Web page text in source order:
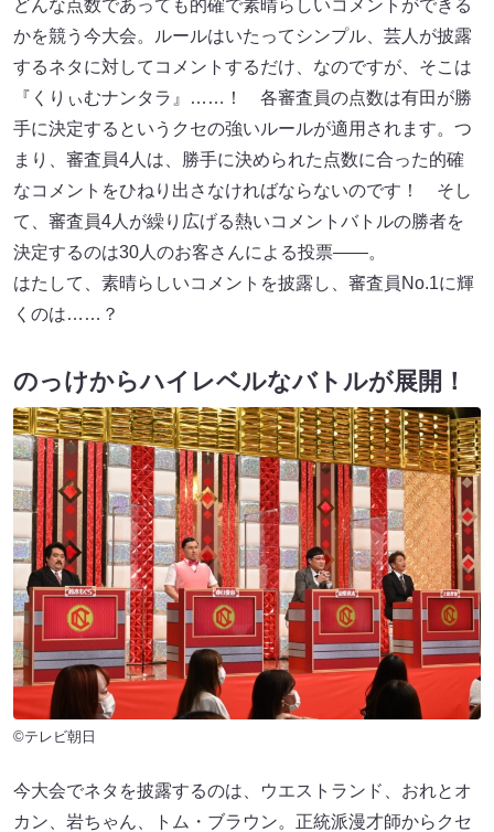
どんな点数であっても的確で素晴らしいコメントができる
かを競う今大会。ルールはいたってシンプル、芸人が披露
するネタに対してコメントするだけ、なのですが、そこは
『くりぃむナンタラ』……！ 各審査員の点数は有田が勝
手に決定するというクセの強いルールが適用されます。つ
まり、審査員4人は、勝手に決められた点数に合った的確
なコメントをひねり出さなければならないのです！ そし
て、審査員4人が繰り広げる熱いコメントバトルの勝者を
決定するのは30人のお客さんによる投票――。
はたして、素晴らしいコメントを披露し、審査員No.1に輝
くのは……？
のっけからハイレベルなバトルが展開！
©テレビ朝日
今大会でネタを披露するのは、ウエストランド、おれとオ
カン、岩ちゃん、トム・ブラウン。正統派漫才師からクセ